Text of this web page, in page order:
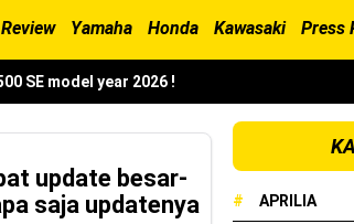
Review Yamaha Honda Kawasaki Press
SE model year 2026 !
dengan fitur Electric Visor !
dikota Medan, kok bisa ?
oleh Robet B Simanullang dari kota
update besar-
saja updatenya
# APRILIA